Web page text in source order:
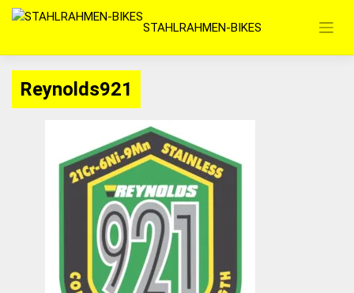
Zum
springen
STAHLRAHMEN-BIKES
Reynolds921